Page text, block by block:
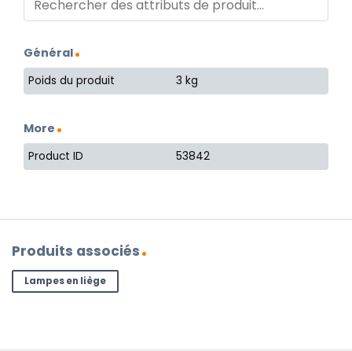
Général
Poids du produit 3 kg
More
Product ID 53842
Produits associés
Lampes en liège